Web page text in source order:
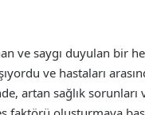
ve saygı duyulan bir
ve hastaları
artan sağlık sorunları